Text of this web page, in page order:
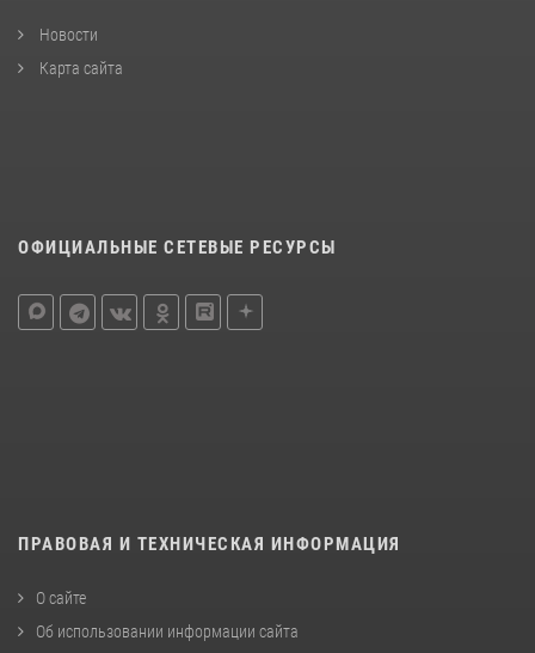
Новости
Карта сайта
ОФИЦИАЛЬНЫЕ СЕТЕВЫЕ РЕСУРСЫ
ПРАВОВАЯ И ТЕХНИЧЕСКАЯ ИНФОРМАЦИЯ
О сайте
Об использовании информации сайта